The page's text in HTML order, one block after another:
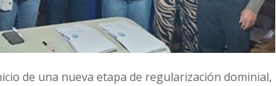
de una nueva etapa de regularización dominial,